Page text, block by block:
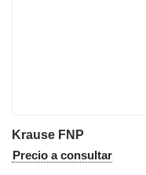
Krause FNP
Precio a consultar